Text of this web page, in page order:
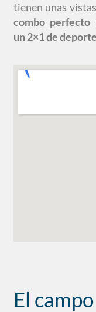
tienen unas
combo
un 2×1de
El